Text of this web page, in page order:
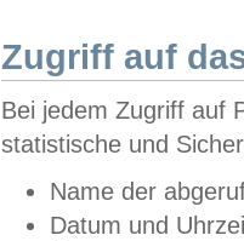
Zugriff auf
Bei jedem Zugriff auf
statistische und
Name der
Datum und